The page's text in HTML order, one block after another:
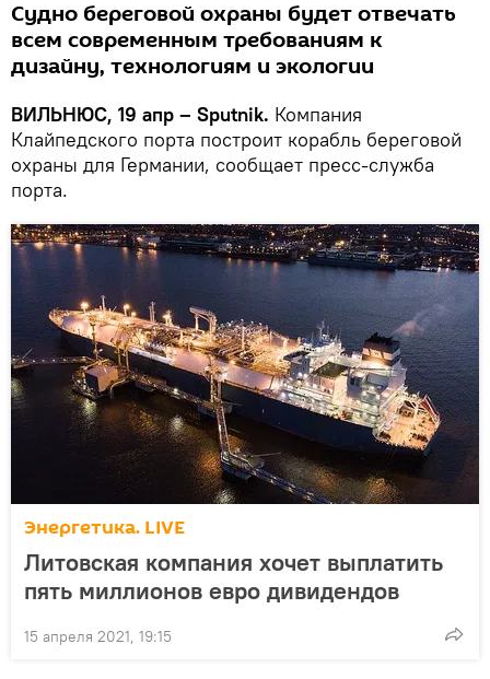
Судно береговой охраны будет отвечать
всем современным требованиям к
дизайну, технологиям и экологии
ВИЛЬНЮС, 19 апр – Sputnik. Компания
Клайпедского порта построит корабль береговой
охраны для Германии, сообщает пресс-служба
порта.
Энергетика. LIVE
Литовская компания хочет выплатить
пять миллионов евро дивидендов
15 апреля 2021, 19:15